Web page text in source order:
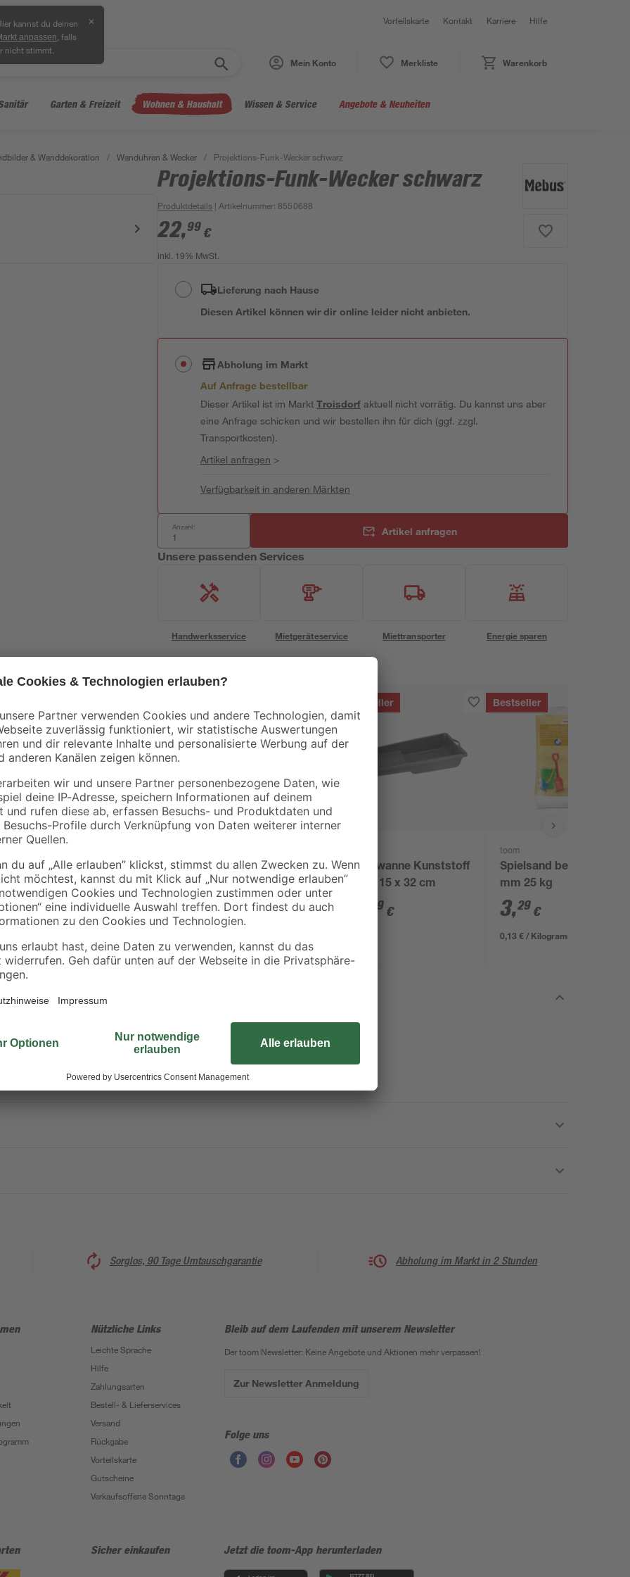
kannst du deinen
anpassen , falls
nicht stimmt.
✕ Vorteilskarte Kontakt Karriere Hilfe
Mein Konto Merkliste Warenkorb
Garten & Freizeit Wohnen & Haushalt Wissen & Service Angebote & Neuheiten
& Wanddekoration / Wanduhren & Wecker / Projektions-Funk-Wecker schwarz
Projektions-Funk-Wecker schwarz
Produktdetails | Artikelnummer: 8550688
22,99 €
inkl. 19% MwSt.
Lieferung nach Hause
Diesen Artikel können wir dir online leider nicht anbieten.
Abholung im Markt
Auf Anfrage bestellbar
Dieser Artikel ist im MarktTroisdorfaktuell nicht vorrätig. Du kannst uns aber
eine Anfrage schicken und wir bestellen ihn für dich (ggf. zzgl.
Transportkosten).
Artikel anfragen >
Verfügbarkeit in anderen Märkten
Anzahl: Artikel anfragen
Unsere passenden Services
Handwerksservice Mietgeräteservice Miettransporter Energie sparen
Baueimer 12 l
1,49€ 1,69 €
Acryl weiß 280 ml
1, 99€
Bestseller
Farbwanne Kunststoff
grau 15 x 32 cm
69 €
Bestseller
toom
Spielsand beige 0-2
mm 25 kg
3,29 €
0,13 € / Kilogramm
Sorglos, 90 Tage Umtauschgarantie Abholung im Markt in 2 Stunden
Nützliche Links
Leichte Sprache
Hilfe
Zahlungsarten
Bestell- & Lieferservices
Versand
Rückgabe
Vorteilskarte
Gutscheine
Verkaufsoffene Sonntage
Bleib auf dem Laufenden mit unserem Newsletter
Der toom Newsletter: Keine Angebote und Aktionen mehr verpassen!
Zur Newsletter Anmeldung
Folge uns
Sicher einkaufen Jetzt die toom-App herunterladen